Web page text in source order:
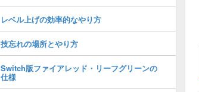
レベル上げの効率的なやり方
技忘れの場所とやり方
Switch版ファイアレッド・リーフグリーンの
仕様